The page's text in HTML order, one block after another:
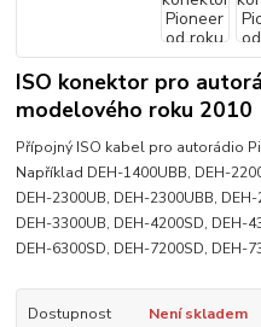
ISO konektor pro
modelového roku 2010
Přípojný ISO kabel pro autorádio
Například DEH-1400UBB, DEH-
DEH-2300UB, DEH-2300UBB,
DEH-3300UB, DEH-4200SD, DEH-
DEH-6300SD, DEH-7200SD, DEH-
Dostupnost
Není skladem